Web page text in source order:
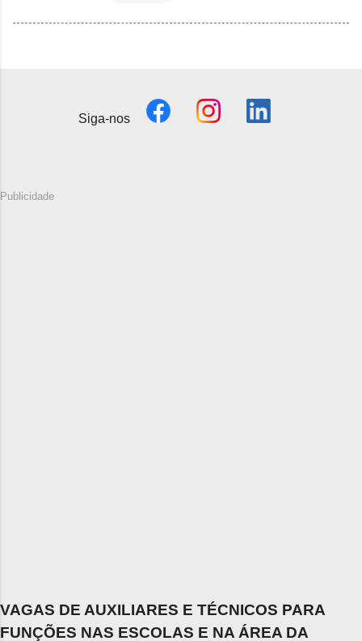
Siga-nos
Publicidade
VAGAS DE AUXILIARES E TÉCNICOS PARA
FUNÇÕES NAS ESCOLAS E NA ÁREA DA